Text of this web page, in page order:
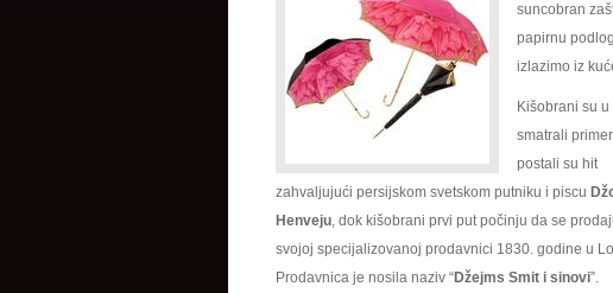
suncobran
papirnu
izlazimo iz
Kišobrani su
smatrali
postali su hit
zahvaljujući persijskom svetskom putniku i piscu
Henveju, dok kišobrani prvi put počinju da se
svojoj specijalizovanoj prodavnici 1830. godine u
Prodavnica je nosila naziv “Džejms Smit i sinovi”.